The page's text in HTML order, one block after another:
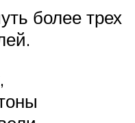
более трех